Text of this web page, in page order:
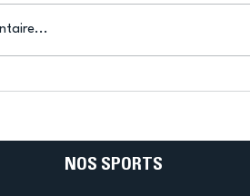
tennis de
termine
NOS SPORTS